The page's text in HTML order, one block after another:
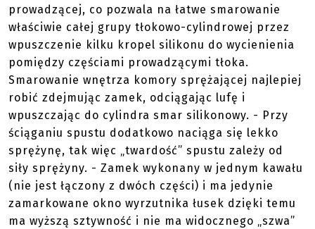
prowadzącej, co pozwala na łatwe smarowanie
właściwie całej grupy tłokowo-cylindrowej przez
wpuszczenie kilku kropel silikonu do wycienienia
pomiędzy częściami prowadzącymi tłoka.
Smarowanie wnętrza komory sprężającej najlepiej
robić zdejmując zamek, odciągając lufę i
wpuszczając do cylindra smar silikonowy. - Przy
ściąganiu spustu dodatkowo naciąga się lekko
sprężynę, tak więc „twardość” spustu zależy od
siły sprężyny. - Zamek wykonany w jednym kawału
(nie jest łączony z dwóch części) i ma jedynie
zamarkowane okno wyrzutnika łusek dzięki temu
ma wyższą sztywność i nie ma widocznego „szwa”